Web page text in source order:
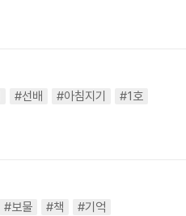
#선배 #아침지기
#1호
#보물 #책
#기억